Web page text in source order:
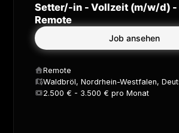
Setter/-in - Vollzeit (m/w/d) -
Remote
Job ansehen
Remote
Waldbröl, Nordrhein-Westfalen,
2.500 € - 3.500 € pro Monat